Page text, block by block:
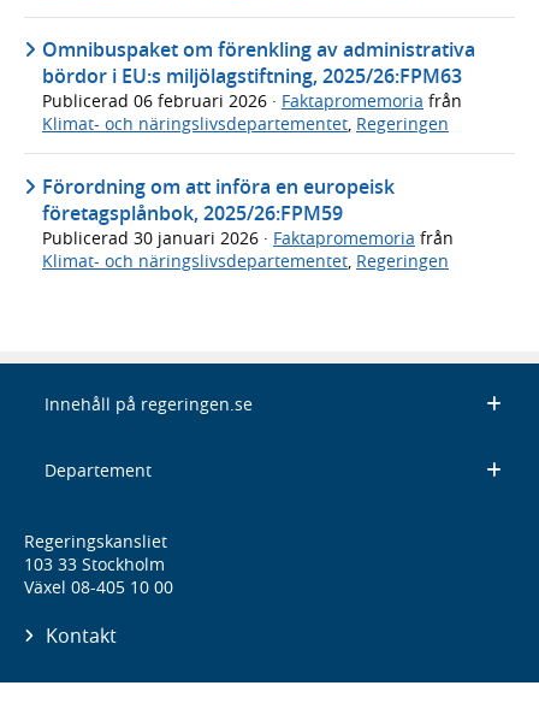
Omnibuspaket om förenkling av administrativa
bördor i EU:s miljölagstiftning, 2025/26:FPM63
Publicerad 06 februari 2026 · Faktapromemoria från
Klimat- och näringslivsdepartementet, Regeringen
Förordning om att införa en europeisk
företagsplånbok, 2025/26:FPM59
Publicerad 30 januari 2026 · Faktapromemoria från
Klimat- och näringslivsdepartementet Regeringen
Innehåll på regeringen.se
Departement
Regeringskansliet
103 33 Stockholm
Växel 08-405 10 00
Kontakt